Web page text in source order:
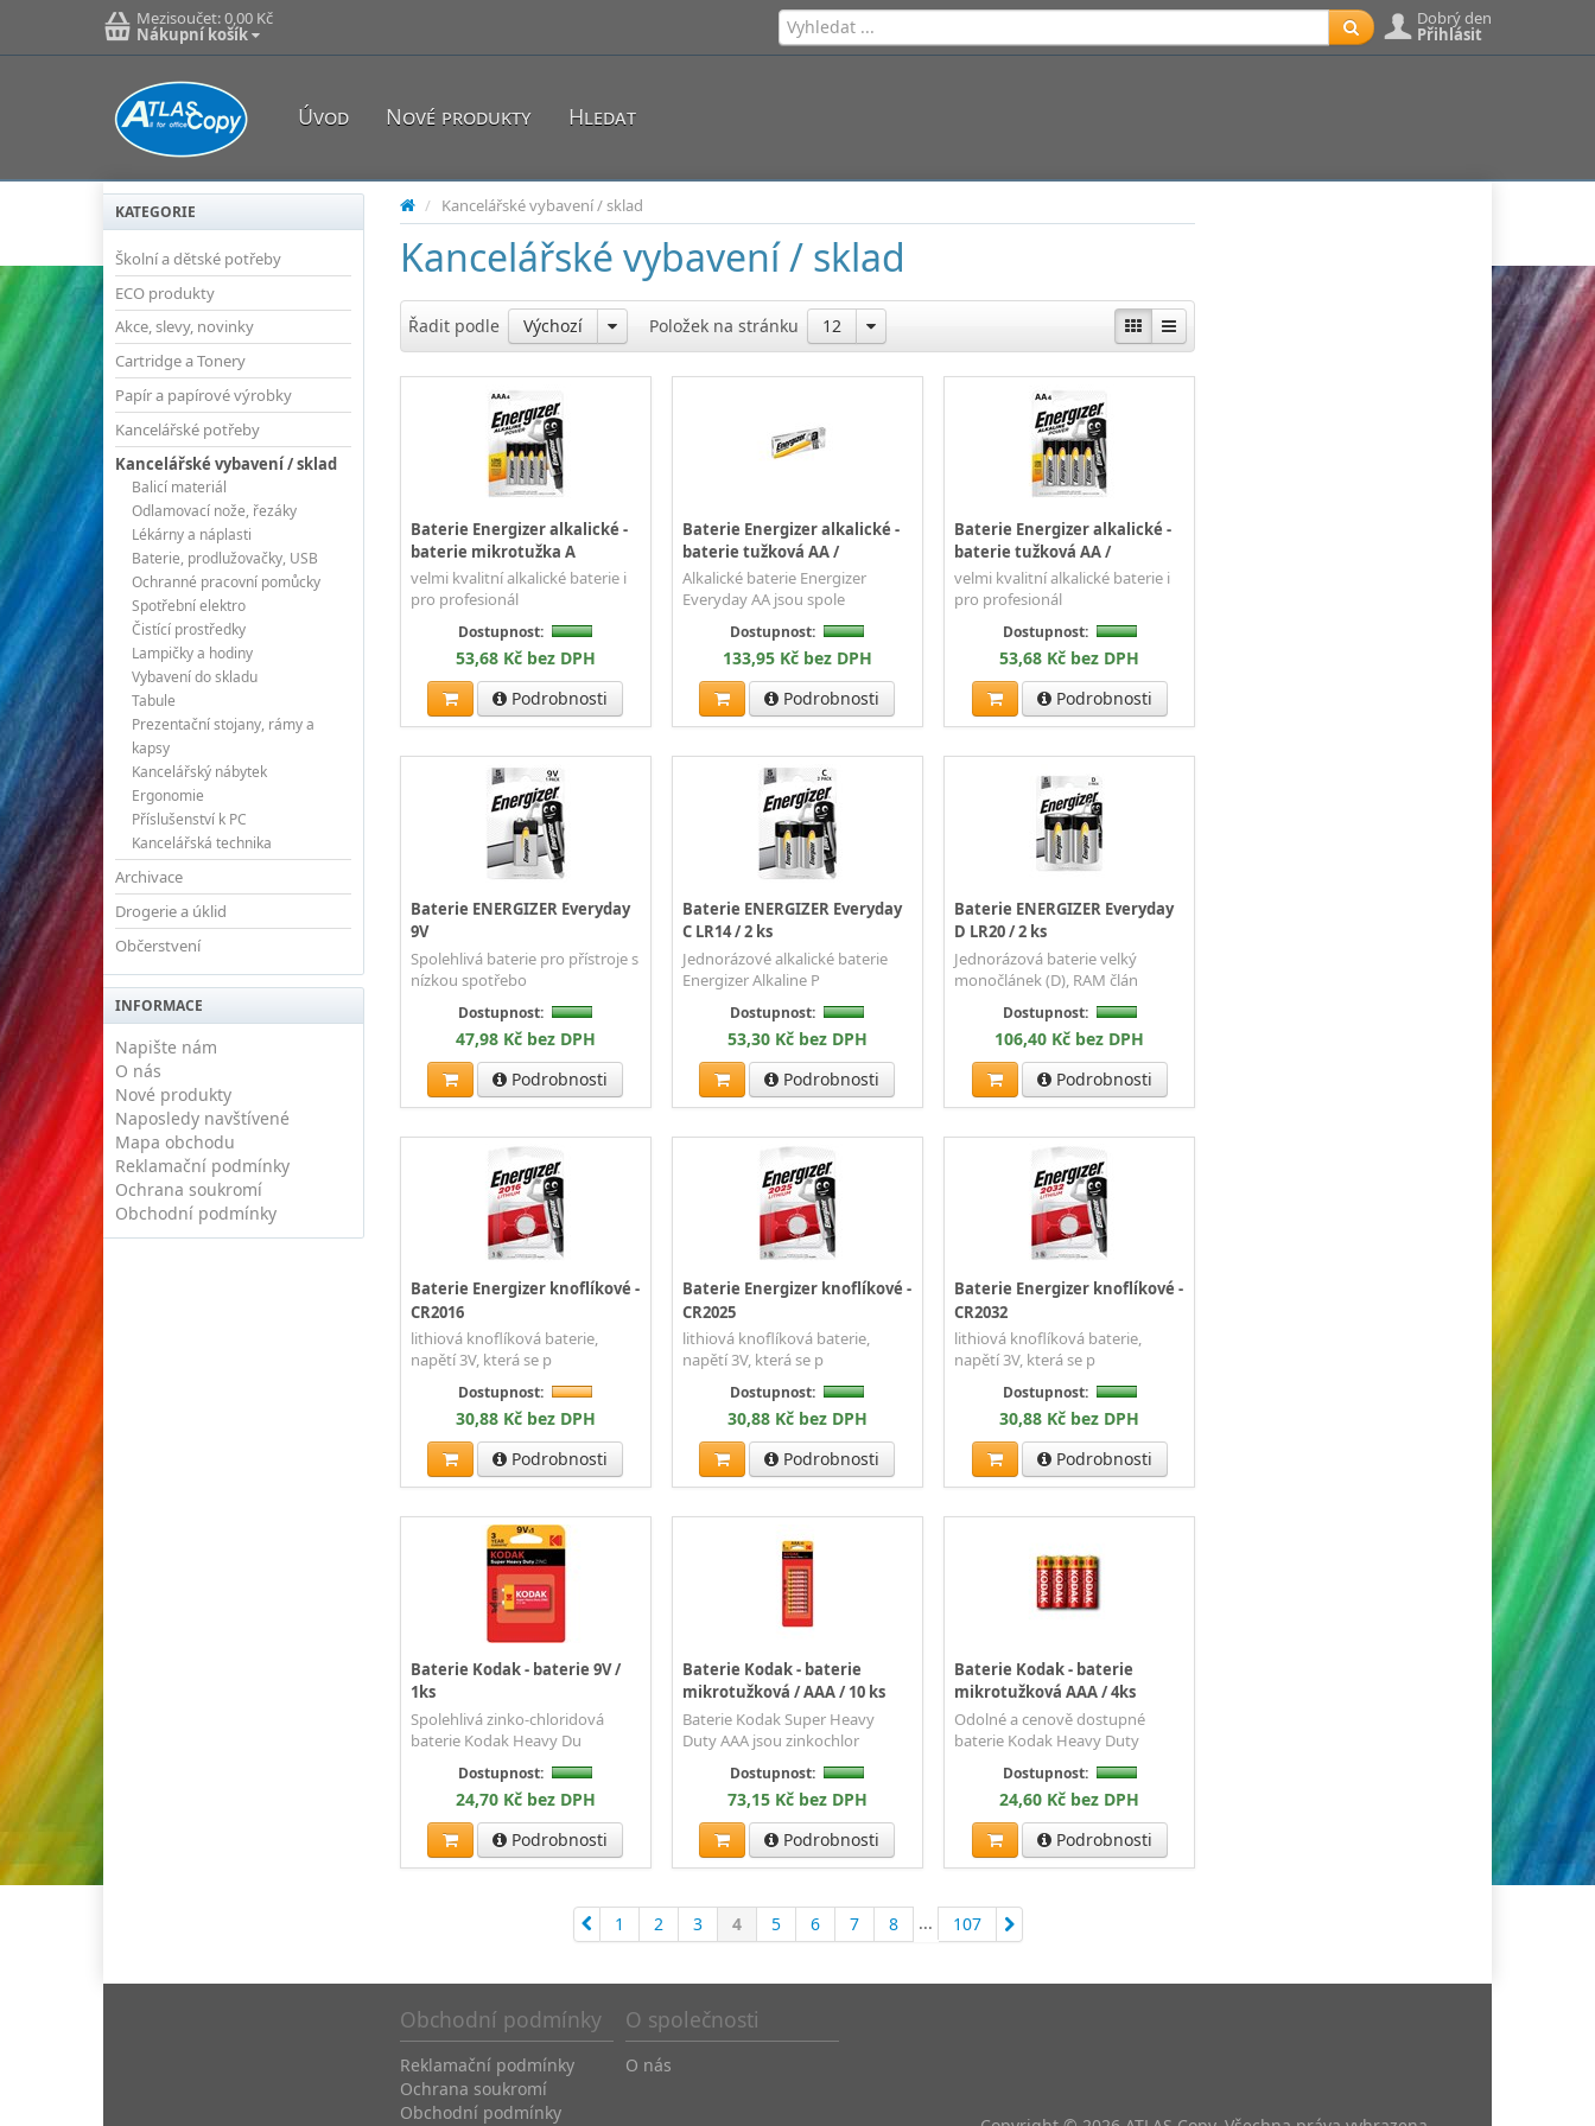
Mezisoučet:0,00 Kč
Nákupní košík
Dobrý den
Přihlásit
Úvod Nové produkty Hledat
KATEGORIE
Školní a dětské potřeby
ECO produkty
Akce, slevy, novinky
Cartridge a Tonery
Papír a papírové výrobky
Kancelářské potřeby
Kancelářské vybavení / sklad
Balicí materiál
Odlamovací nože, řezáky
Lékárny a náplasti
Baterie, prodlužovačky, USB
Ochranné pracovní pomůcky
Spotřební elektro
Čistící prostředky
Lampičky a hodiny
Vybavení do skladu
Tabule
Prezentační stojany, rámy a
kapsy
Kancelářský nábytek
Ergonomie
Příslušenství k PC
Kancelářská technika
Archivace
Drogerie a úklid
Občerstvení
INFORMACE
Napište nám
O nás
Nové produkty
Naposledy navštívené
Mapa obchodu
Reklamační podmínky
Ochrana soukromí
Obchodní podmínky
/ Kancelářské vybavení / sklad
Kancelářské vybavení / sklad
Řadit podle Výchozí Položek na stránku 12
Baterie Energizer alkalické -
baterie mikrotužka A
velmi kvalitní alkalické baterie i
pro profesionál
Dostupnost:
53,68 Kč bez DPH
Podrobnosti
Baterie Energizer alkalické -
baterie tužková AA /
Alkalické baterie Energizer
Everyday AA jsou spole
Dostupnost:
133,95 Kč bez DPH
Podrobnosti
Baterie Energizer alkalické -
baterie tužková AA /
velmi kvalitní alkalické baterie i
pro profesionál
Dostupnost:
53,68 Kč bez DPH
Podrobnosti
Baterie ENERGIZER Everyday
9V
Spolehlivá baterie pro přístroje s
nízkou spotřebo
Dostupnost:
47,98 Kč bez DPH
Podrobnosti
Baterie ENERGIZER Everyday
C LR14 / 2 ks
Jednorázové alkalické baterie
Energizer Alkaline P
Dostupnost:
53,30 Kč bez DPH
Podrobnosti
Baterie ENERGIZER Everyday
D LR20 / 2 ks
Jednorázová baterie velký
monočlánek (D), RAM člán
Dostupnost:
106,40 Kč bez DPH
Podrobnosti
Baterie Energizer knoflíkové -
CR2016
lithiová knoflíková baterie,
napětí 3V, která se p
Dostupnost:
30,88 Kč bez DPH
Podrobnosti
Baterie Energizer knoflíkové -
CR2025
lithiová knoflíková baterie,
napětí 3V, která se p
Dostupnost:
30,88 Kč bez DPH
Podrobnosti
Baterie Energizer knoflíkové -
CR2032
lithiová knoflíková baterie,
napětí 3V, která se p
Dostupnost:
30,88 Kč bez DPH
Podrobnosti
Baterie Kodak - baterie 9V /
1ks
Spolehlivá zinko-chloridová
baterie Kodak Heavy Du
Dostupnost:
24,70 Kč bez DPH
Podrobnosti
Baterie Kodak - baterie
mikrotužková / AAA / 10 ks
Baterie Kodak Super Heavy
Duty AAA jsou zinkochlor
Dostupnost:
73,15 Kč bez DPH
Podrobnosti
Baterie Kodak - baterie
mikrotužková AAA / 4ks
Odolné a cenově dostupné
baterie Kodak Heavy Duty
Dostupnost:
24,60 Kč bez DPH
Podrobnosti
1 2 3 4 5 6 7 8 ... 107
Obchodní podmínky
Reklamační podmínky
Ochrana soukromí
Obchodní podmínky
O společnosti
O nás